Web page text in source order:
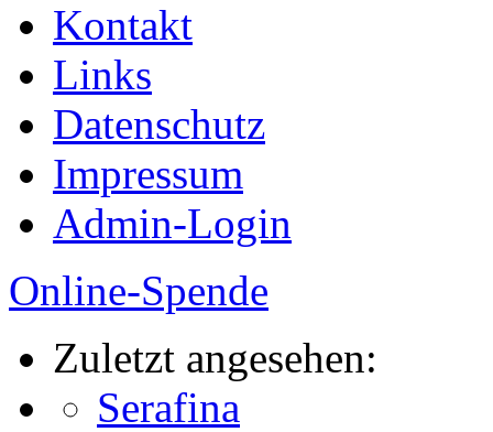
Kontakt
Links
Datenschutz
Impressum
Admin-Login
Online-Spende
Zuletzt angesehen:
Serafina